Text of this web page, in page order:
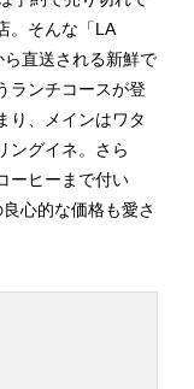
。そんな「LA
直送される新鮮で
ランチコースが登
り、メインはワタ
ングイネ。さら
ーヒーまで付い
心的な価格も愛さ